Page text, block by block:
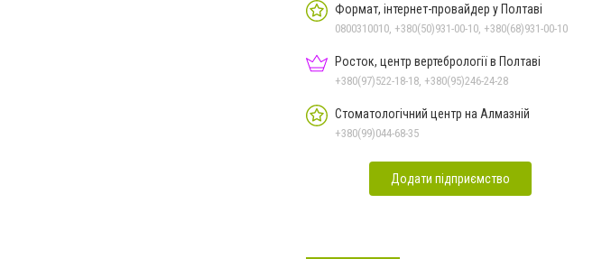
Формат, інтернет-провайдер у Полтаві
0800310010, +380(50)931-00-10, +380(68)931-00-10
Росток, центр вертебрології в Полтаві
+380(97)522-18-18, +380(95)246-24-28
Стоматологічний центр на Алмазній
+380(99)044-68-35
Додати підприємство